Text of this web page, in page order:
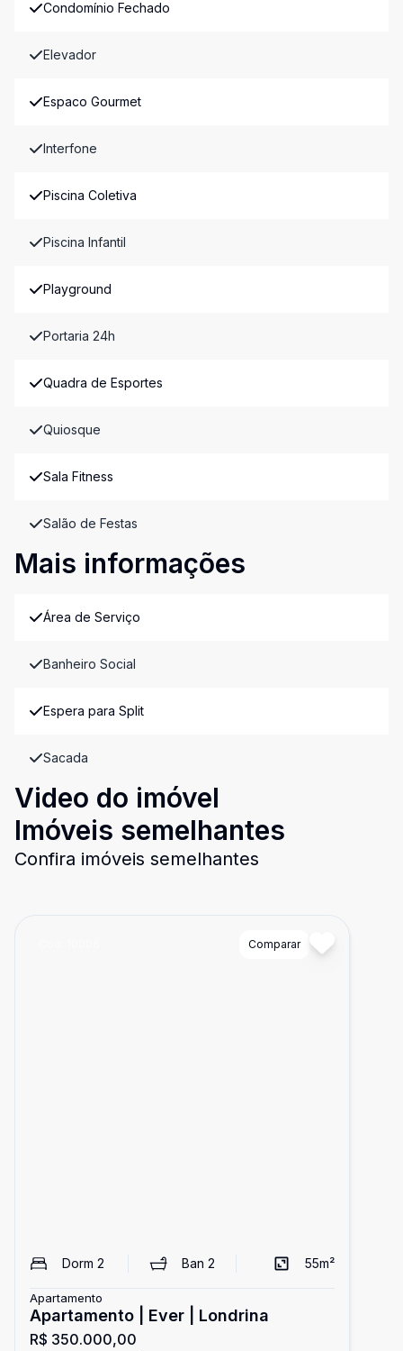
Condomínio Fechado
Elevador
Espaco Gourmet
Interfone
Piscina Coletiva
Piscina Infantil
Playground
Portaria 24h
Quadra de Esportes
Quiosque
Sala Fitness
Salão de Festas
Mais informações
Área de Serviço
Banheiro Social
Espera para Split
Sacada
Video do imóvel
Imóveis semelhantes
Confira imóveis semelhantes
Comparar
Dorm 2 Ban2 55m²
Apartamento
Apartamento | Ever | Londrina
R$ 350.000,00